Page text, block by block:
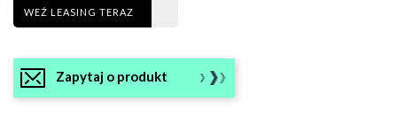
WEŹ LEASING TERAZ
Zapytaj o produkt